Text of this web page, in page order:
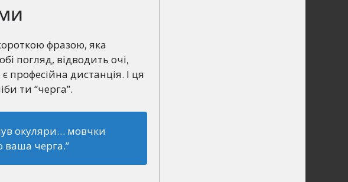
фразою, яка
погляд, відводить очі,
професійна дистанція. І ця
ти “черга”.
окуляри… мовчки
ваша черга.”